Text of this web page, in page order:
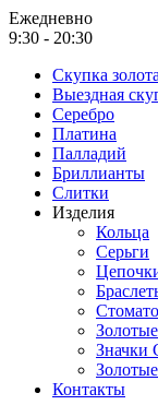
Ежедневно
9:30 - 20:30
Скупка золота
Выездная
Серебро
Платина
Палладий
Бриллианты
Слитки
Изделия
Кольца
Серьги
Контакты